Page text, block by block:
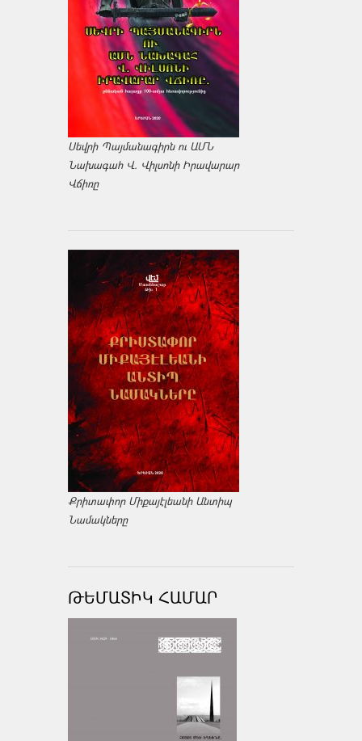
Սեվրի Պայմանագիրն ու ԱՄՆ
Նախագահ Վ. Վիլսոնի Իրավարար
Վճիռը
Քրիտափոր Միքայէլեանի Անտիպ
Նամակները
ԹԵՄԱՏԻԿ ՀԱՄԱՐ